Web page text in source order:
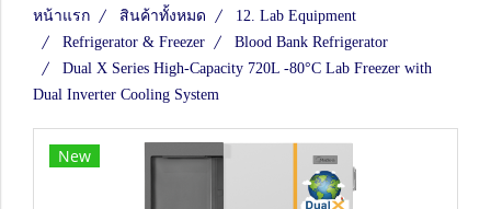
หน้าแรก สินค้าทั้งหมด
12. Lab Equipment
Refrigerator & Freezer
Blood Bank Refrigerator
Dual X Series High-Capacity 720L -80°C Lab Freezer with
Dual Inverter Cooling System
New